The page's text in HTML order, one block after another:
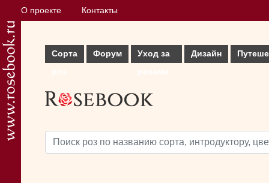
О проекте Контакты
Сорта
Форум
Уход за
Дизайн